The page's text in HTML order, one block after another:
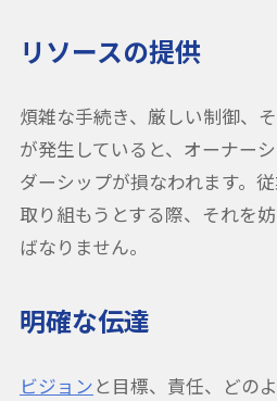
リソースの提供
煩雑な手続き、厳しい制御、
が発生していると、オーナー
ダーシップが損なわれます。
取り組もうとする際、それを
ばなりません。
明確な伝達
ビジョンと目標、責任、どの